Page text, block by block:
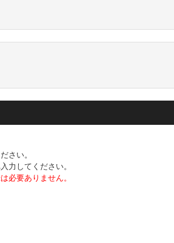
さい。
力してください。
必要ありません。